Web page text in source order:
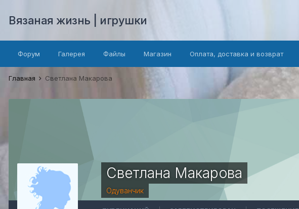
Вязаная жизнь | игрушки
Форум Галерея Файлы Магазин Оплата, доставка и возврат
Главная Светлана Макарова
Светлана Макарова
Одуванчик